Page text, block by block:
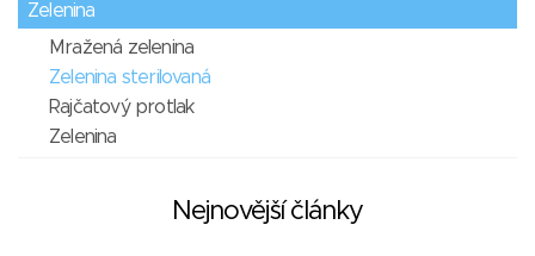
Zelenina
Mražená zelenina
Zelenina sterilovaná
Rajčatový protlak
Zelenina
Nejnovější články